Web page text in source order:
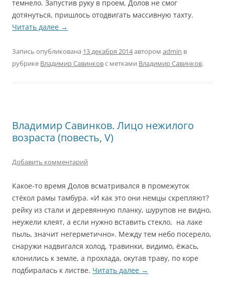
темнело. Запустив руку в проем, Долов не смог
дотянуться, пришлось отодвигать массивную тахту.
Читать далее →
Запись опубликована 13 декабря 2014автором admin в
рубрике Владимир Савинковс метками Владимир Савинков.
Владимир Савинков. Лицо нежилого
возраста (повесть, V)
Добавить комментарий
Какое-то время Долов всматривался в промежуток
стёкол рамы тамбура. «И как это они немцы скрепляют?
рейку из стали и деревянную планку, шурупов не видно,
неужели клеят, а если нужно вставить стекло, на лаке
пыль, значит негерметично». Между тем небо посерело,
снаружи надвигался холод, травинки, видимо, ёжась,
клонились к земле, а прохлада, окутав траву, по коре
подбиралась к листве. Читать далее →